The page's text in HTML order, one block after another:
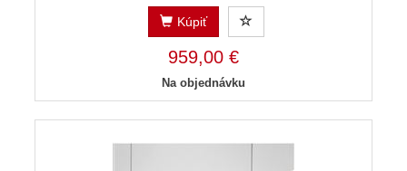
Kúpiť
959,00 €
Na objednávku